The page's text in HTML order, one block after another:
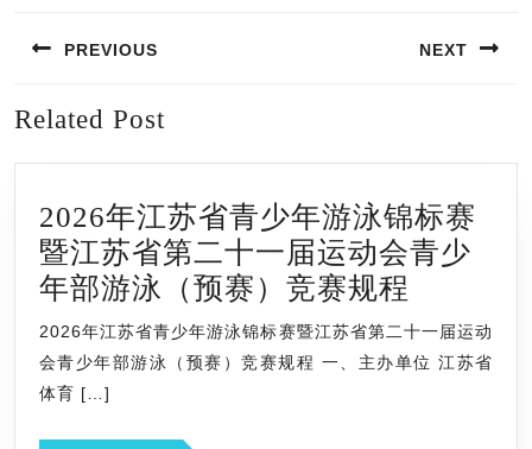
章
航
PREVIOUS
post:
NEXT
Related Post
2026年江苏省青少年游泳锦标赛
暨江苏省第二十一届运动会青少
年部游泳（预赛）竞赛规程
年
江
2026年江苏省青少年游泳锦标赛暨江苏省第二十一届运动
会青少年部游泳（预赛）竞赛规程 一、主办单位 江苏省
体育 […]